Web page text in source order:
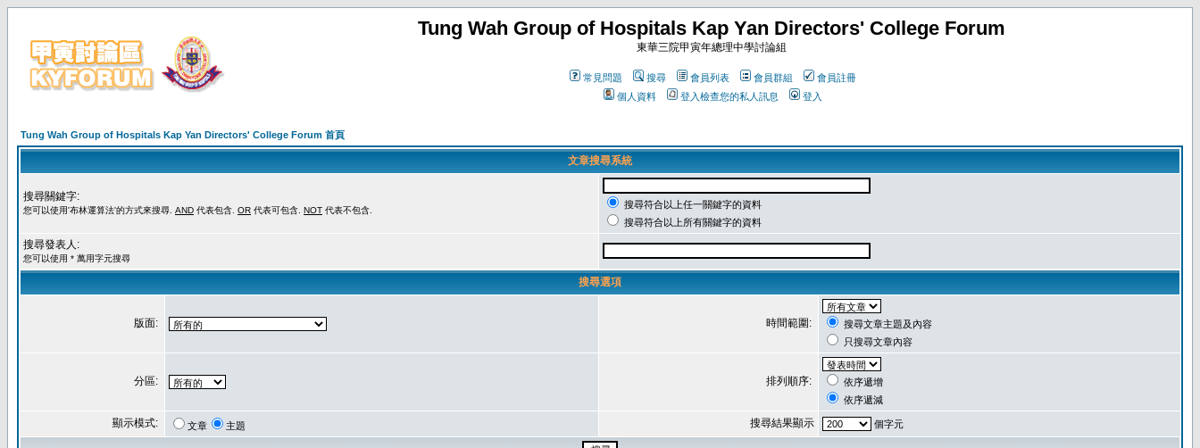
Tung Wah Group of Hospitals Kap Yan Directors' College Forum
東華三院甲寅年總理中學討論組
常見問題 搜尋 會員列表 會員群組
會員註冊
個人資料
登入檢查您的私人訊息 登入
Tung Wah Group of Hospitals Kap Yan Directors' College Forum 首頁
文章搜尋系統
搜尋關鍵字:
您可以使用'布林運算法'的方式來搜尋. AND 代表包含. OR 代表可包含. NOT 代表不包含.
搜尋符合以上任一關鍵字的資料
搜尋符合以上所有關鍵字的資料
搜尋發表人:
您可以使用 * 萬用字元搜尋
搜尋選項
版面: 時間範圍:
搜尋文章主題及內容
只搜尋文章內容
分區: 排列順序:
依序遞增
依序遞減
顯示模式: 文章 主題 搜尋結果顯示 個字元